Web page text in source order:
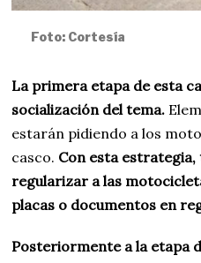
Foto: Cortesía
La primera etapa de esta
socialización del tema.
estarán pidiendo a los
casco. Con esta estrategia,
regularizar a las
placas o documentos en
Posteriormente a la etapa